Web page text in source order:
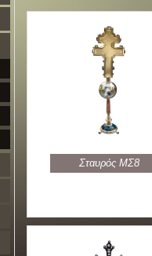
Σταυρός ΜΣ8